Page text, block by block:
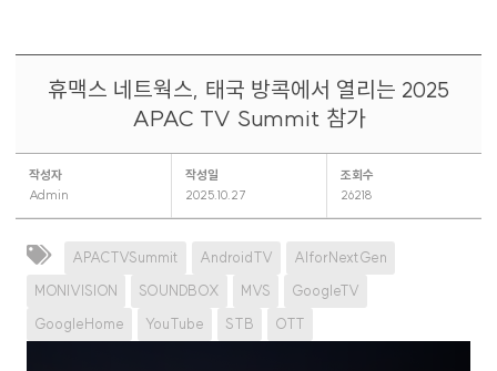
휴맥스 네트웍스, 태국 방콕에서 열리는 2025
APAC TV Summit 참가
작성자
Admin
작성일
2025.10.27
조회수
26218
APACTVSummit AndroidTV
AIforNextGen
MONIVISION
SOUNDBOX MVS
GoogleTV
GoogleHome
YouTube STB OTT